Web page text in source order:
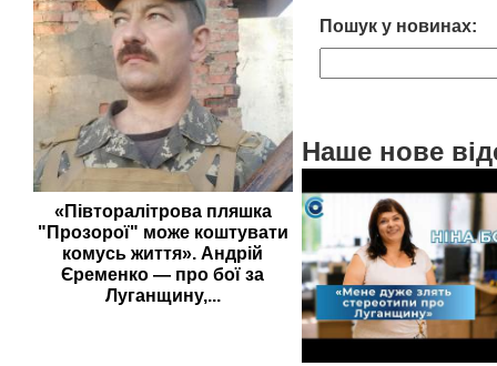
«Півторалітрова пляшка
"Прозорої" може коштувати
комусь життя». Андрій
Єременко — про бої за
Луганщину,...
Пошук у новинах:
Наше нове